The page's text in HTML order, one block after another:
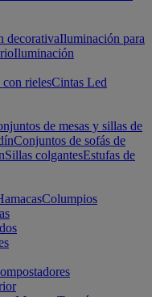
decorativaIluminación para
Iluminación
rielesCintas Led
de mesas y sillas de
Conjuntos de sofás de
Sillas colgantesEstufas de
Columpios